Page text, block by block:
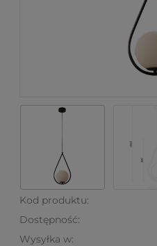
Kod produktu:
Dostępność:
Wysyłka w: